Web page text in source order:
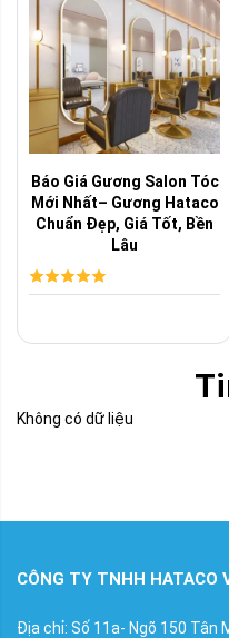
Báo Giá Gương Salon Tóc
Mới Nhất– Gương Hataco
Chuẩn Đẹp, Giá Tốt, Bền
Lâu
Không có dữ liệu
CÔNG TY TNHH HATACO
Địa chỉ: Số 11a- Ngõ 150 Tân